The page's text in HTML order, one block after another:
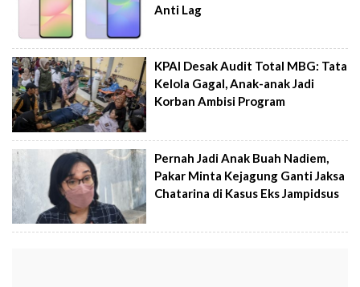
Anti Lag
KPAI Desak Audit Total MBG: Tata
Kelola Gagal, Anak-anak Jadi
Korban Ambisi Program
Pernah Jadi Anak Buah Nadiem,
Pakar Minta Kejagung Ganti Jaksa
Chatarina di Kasus Eks Jampidsus